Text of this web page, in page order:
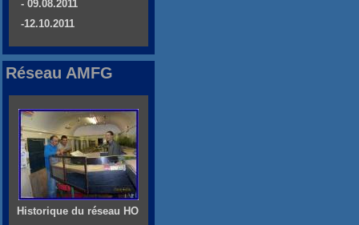
- 09.08.2011
-12.10.2011
Réseau AMFG
Historique du réseau HO